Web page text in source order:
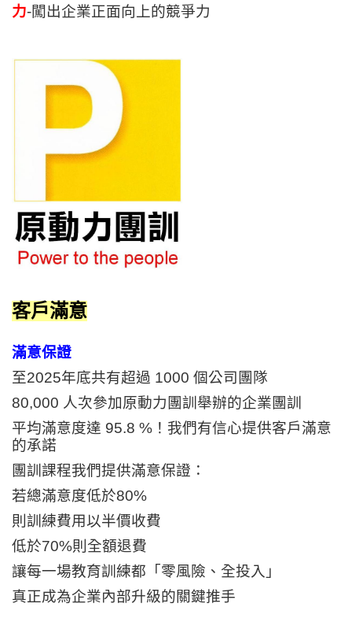
力-闖出企業正面向上的競爭力
客戶滿意
滿意保證
至2025年底共有超過 1000 個公司團隊
80,000 人次參加原動力團訓舉辦的企業團訓
平均滿意度達 95.8 %！我們有信心提供客戶滿意
的承諾
團訓課程我們提供滿意保證：
若總滿意度低於80%
則訓練費用以半價收費
低於70%則全額退費
讓每一場教育訓練都「零風險、全投入」
真正成為企業內部升級的關鍵推手